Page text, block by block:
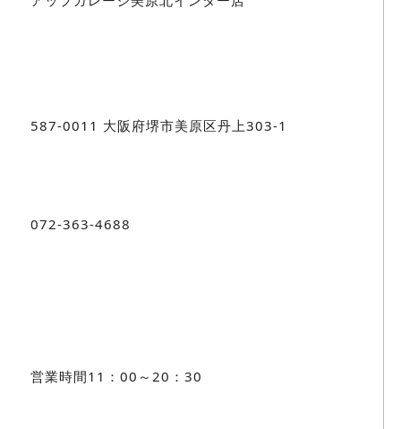
587-0011 大阪府堺市美原区丹上303-1
072-363-4688
営業時間11：00～20：30